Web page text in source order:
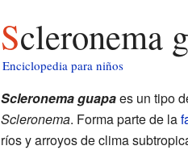
Scleronema
Enciclopedia para niños
Scleronema guapaes un tipo
Scleronema. Forma parte de la
ríos y arroyos de clima